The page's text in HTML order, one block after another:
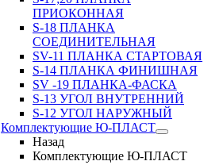
ПРИОКОННАЯ
S-18 ПЛАНКА
СОЕДИНИТЕЛЬНАЯ
SV-11 ПЛАНКА СТАРТОВАЯ
S-14 ПЛАНКА ФИНИШНАЯ
SV -19 ПЛАНКА-ФАСКА
S-13 УГОЛ ВНУТРЕННИЙ
S-12 УГОЛ НАРУЖНЫЙ
Комплектующие Ю-ПЛАСТ
Назад
Комплектующие Ю-ПЛАСТ